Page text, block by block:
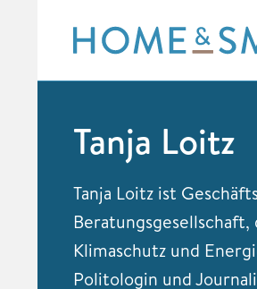
content
Tanja Loitz
Tanja Loitz ist
Klimaschutz und
Politologin und